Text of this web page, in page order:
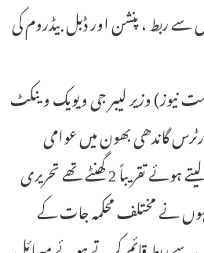
سے ربط ، پنشن اور ڈبل بیڈروم کی
(سیاست نیوز) وزیر لیبر جی ویویک وینکٹ
گاندھی بھون میں عوامی
سماعت پروگرام میں حصہ لیتے ہوئے تقریباً 2 گھنٹے تھے تحریری
نے مختلف محکمہ جات کے